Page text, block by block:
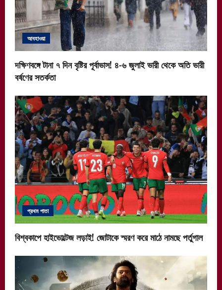
আবহাওয়া
দক্ষিণবঙ্গে টানা ৭ দিন বৃষ্টির পূর্বাভাস! ৪-৬ জুলাই ভারী থেকে অতি ভারী
বর্ষণের সতর্কতা
প্রথম পাতা
বিশ্বকাপে হাইভোল্টেজ লড়াই! জোটাকে স্মরণ করে মাঠে নামছে পর্তুগাল